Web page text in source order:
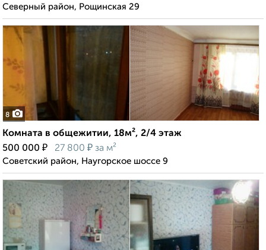
Северный район, Рощинская 29
8
Комната в общежитии, 18м², 2/4 этаж
500 000 ₽ 27 800 ₽ за м²
Советский район, Наугорское шоссе 9